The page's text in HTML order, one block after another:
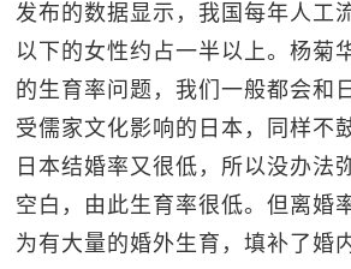
发布的数据显示，我国每年人工
以下的女性约占一半以上。杨菊
的生育率问题，我们一般都会和
受儒家文化影响的日本，同样不
日本结婚率又很低，所以没办法
空白，由此生育率很低。但离婚
为有大量的婚外生育，填补了婚